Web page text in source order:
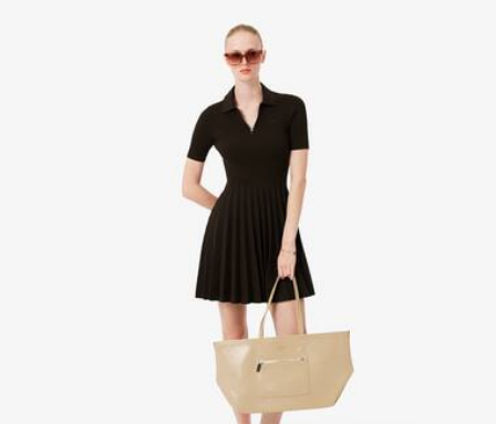
Fach für einen 15-Zoll-Laptop
Außen: 1 Fach mit Reißverschluss auf der Vorderseite
Zum Tragen über der Schulter